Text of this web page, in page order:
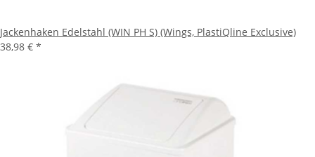
Jackenhaken Edelstahl (WIN PH S) (Wings, PlastiQline Exclusive)
38,98 € *